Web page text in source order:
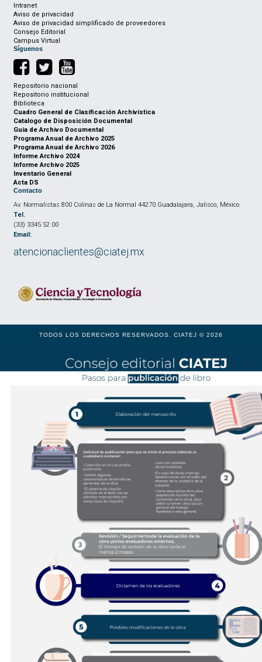
Intranet
Aviso de privacidad
Aviso de privacidad simplificado de proveedores
Consejo Editorial
Campus Virtual
Síguenos
Repositorio nacional
Repositorio institucional
Biblioteca
Cuadro General de Clasificación Archivística
Catalogo de Disposición Documental
Guia de Archivo Documental
Programa Anual de Archivo 2025
Programa Anual de Archivo 2026
Informe Archivo 2024
Informe Archivo 2025
Inventario General
Acta DS
Contacto
Av. Normalistas 800 Colinas de La Normal 44270 Guadalajara, Jalisco, México
Tel.
(33) 3345 52 00
Email:
atencionaclientes@ciatej.mx
TODOS LOS DERECHOS RESERVADOS. CIATEJ © 2026